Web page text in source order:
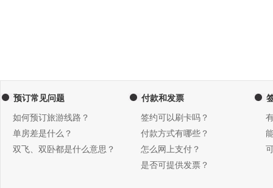
预订常见问题
如何预订旅游线路？
单房差是什么？
双飞、双卧都是什么意思？
付款和发票
签约可以刷卡吗？
付款方式有哪些？
怎么网上支付？
是否可提供发票？